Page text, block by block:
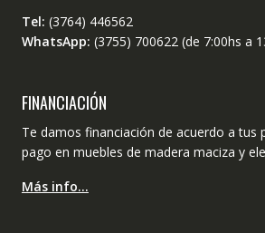
Tel: (3764) 446562
WhatsApp: (3755) 700622 (de 7:00hs a
FINANCIACIÓN
Te damos financiación de acuerdo a tus
pago en muebles de madera maciza y
Más info…